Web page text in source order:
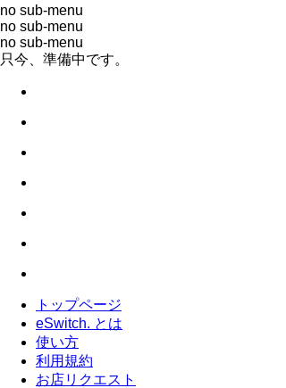
no sub-menu
no sub-menu
no sub-menu
只今、準備中です。
トップページ
eSwitch. とは
使い方
利用規約
お店リクエスト